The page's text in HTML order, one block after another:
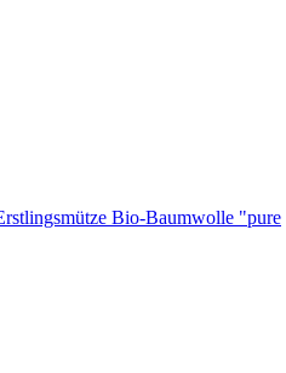
Bio-Baumwolle "pure